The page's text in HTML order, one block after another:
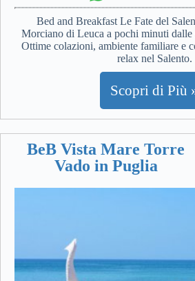
Bed and Breakfast Le Fate del
Morciano di Leuca a pochi minuti dalle
Ottime colazioni, ambiente familiare e
relax nel Salento.
Scopri di Più
BeB Vista Mare Torre
Vado in Puglia